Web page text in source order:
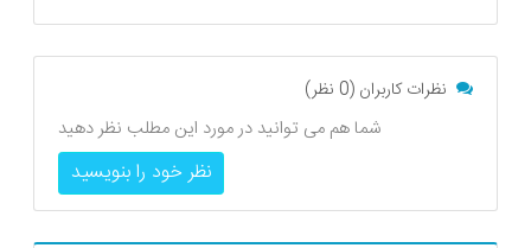
نظرات کاربران (0 نظر)
شما هم می توانید در مورد این مطلب نظر دهید
نظر خود را بنویسید